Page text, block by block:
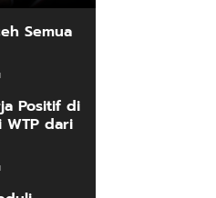
Semua
Positif di
WTP dari